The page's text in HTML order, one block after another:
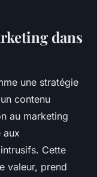
dans
une stratégie
contenu
au marketing
aux
Cette
valeur, prend